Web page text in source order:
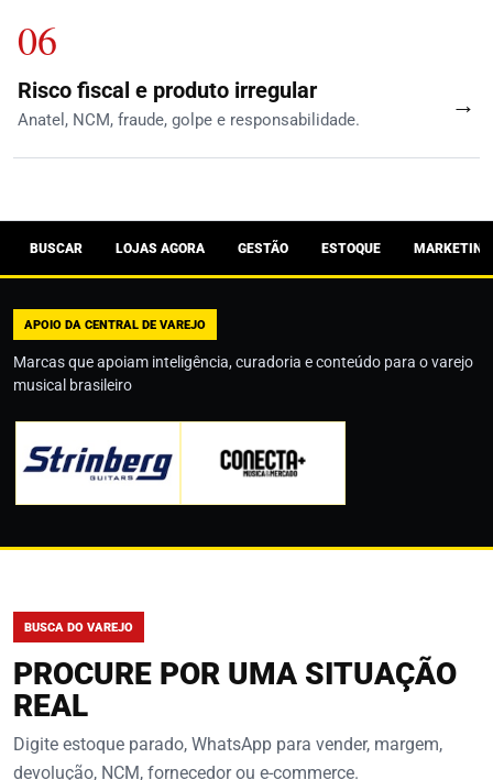
06
Risco fiscal e produto irregular
Anatel, NCM, fraude, golpe e responsabilidade.
→
BUSCAR LOJAS AGORA GESTÃO ESTOQUE MARKETING
APOIO DA CENTRAL DE VAREJO
Marcas que apoiam inteligência, curadoria e conteúdo para o varejo
musical brasileiro
BUSCA DO VAREJO
PROCURE POR UMA SITUAÇÃO
REAL
Digite estoque parado, WhatsApp para vender, margem,
devolução, NCM, fornecedor ou e-commerce.